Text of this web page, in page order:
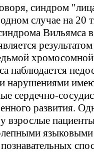
синдром
случае на 20
Вильямса
наблюдается
нарушениями
сердечно-
развития.
взрослые